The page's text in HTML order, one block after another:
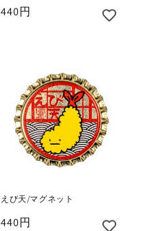
440円
えび天/マグネット
440円